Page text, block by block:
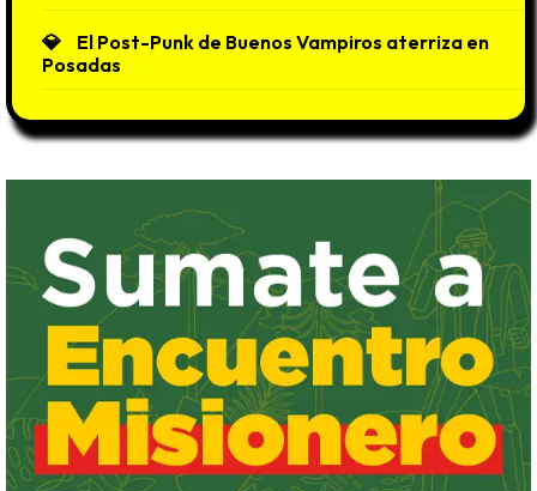
El Post-Punk de Buenos Vampiros aterriza en
Posadas